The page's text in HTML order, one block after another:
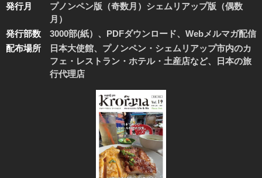
発行月
プノンペン版（奇数月）シェムリアップ版（偶数
月）
発行部数
3000部(紙）、PDFダウンロード、Webメルマガ配信
配布場所
日本大使館、プノンペン・シェムリアップ市内のカ
フェ・レストラン・ホテル・土産店など、日本の旅
行代理店